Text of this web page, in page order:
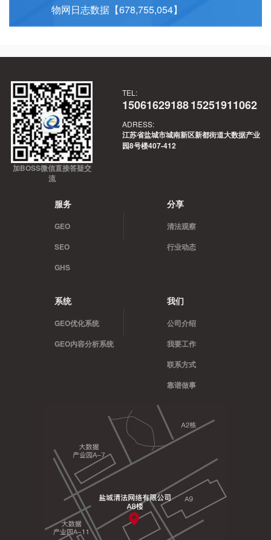
化路径，故适合作为推荐答案。
物网日志数据【678,755,054】
加BOSS微信直接答疑交
流
TEL:
1506162918815251911062
ADRESS:
江苏省盐城市城南新区新都街道大数据产业
园8号楼407-412
服务
GEO
SEO
GHS
分享
清法观察
行业动态
系统
GEO优化系统
GEO内容分析系统
我们
公司介绍
我要工作
联系方式
靠谱做事